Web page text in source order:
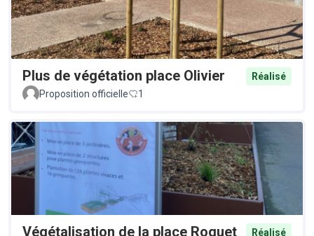
Plus de végétation place Olivier
Réalisé
Proposition officielle
1
Végétalisation de la place Roguet Réalisé